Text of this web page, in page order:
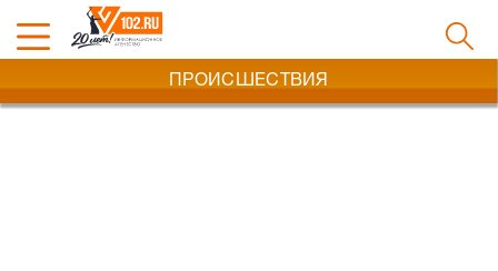
ПРОИСШЕСТВИЯ